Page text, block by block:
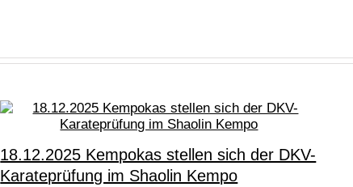
18.12.2025 Kempokas stellen sich der DKV-
Karateprüfung im Shaolin Kempo